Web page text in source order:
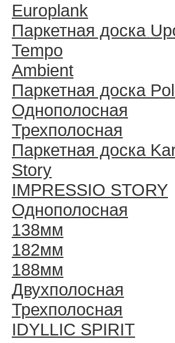
Europlank
Паркетная доска
Tempo
Ambient
Паркетная доска
Однополосная
Трехполосная
Паркетная доска
Story
IMPRESSIO STORY
Однополосная
138мм
182мм
188мм
Двухполосная
Трехполосная
IDYLLIC SPIRIT